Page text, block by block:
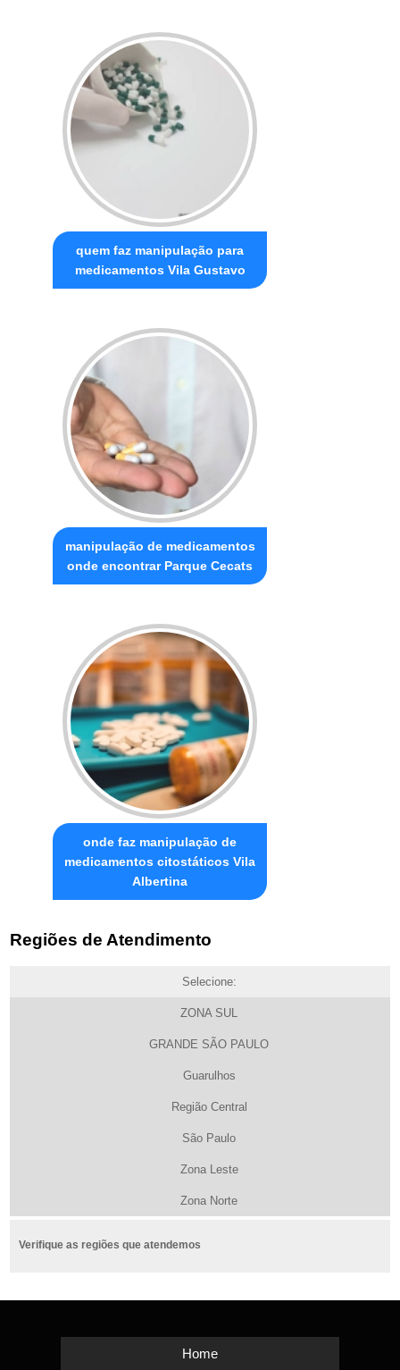
quem faz manipulação para
medicamentos Vila Gustavo
manipulação de medicamentos
onde encontrar Parque Cecats
onde faz manipulação de
medicamentos citostáticos Vila
Albertina
Regiões de Atendimento
Selecione:
ZONA SUL
GRANDE SÃO PAULO
Guarulhos
Região Central
São Paulo
Zona Leste
Zona Norte
Verifique as regiões que atendemos
Home